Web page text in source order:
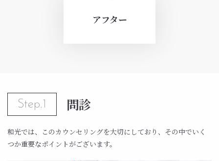
アフター
Step.1 問診
和光では、このカウンセリングを大切にしており、その中でいく
つか重要なポイントがございます。